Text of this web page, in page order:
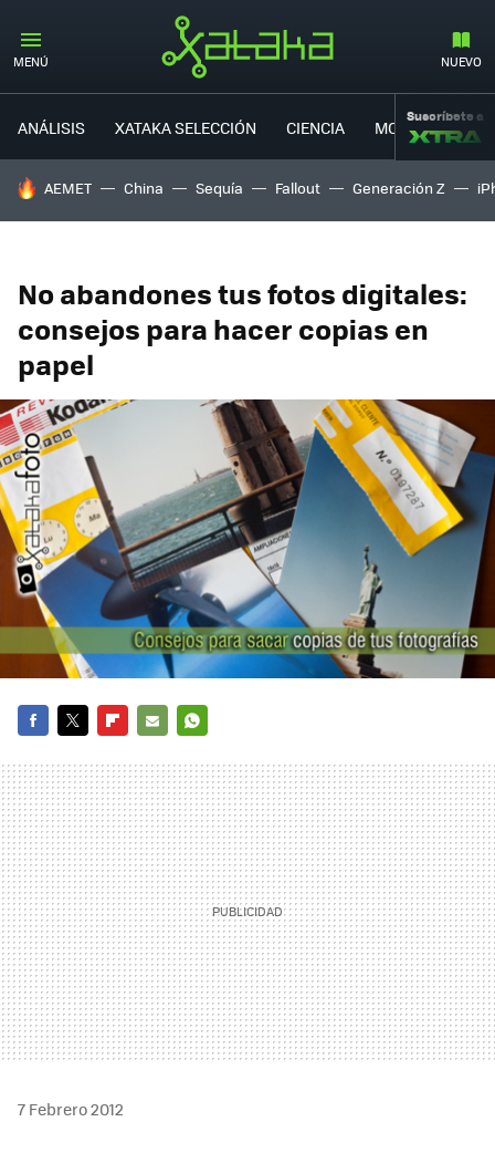
MENÚ NUEVO
ANÁLISIS XATAKA SELECCIÓN CIENCIA MOVILIDAD
Suscríbete a
HOY SE HABLA DE
AEMET China Sequía Fallout Generación Z
No abandones tus fotos digitales:
consejos para hacer copias en
papel
MAIL
7 Febrero 2012